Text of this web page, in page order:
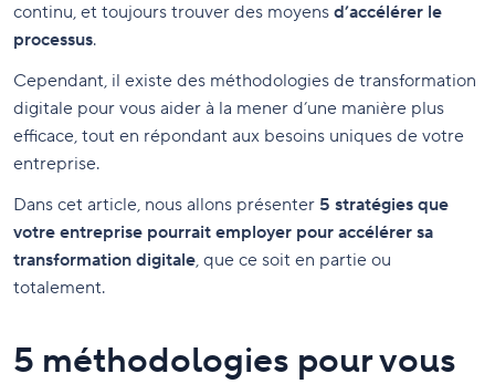
continu, et toujours trouver des moyens d’accélérer le
processus.
Cependant, il existe des méthodologies de transformation
digitale pour vous aider à la mener d’une manière plus
efficace, tout en répondant aux besoins uniques de votre
entreprise.
Dans cet article, nous allons présenter 5 stratégies que
votre entreprise pourrait employer pour accélérer sa
transformation digitale, que ce soit en partie ou
totalement.
5 méthodologies pour vous